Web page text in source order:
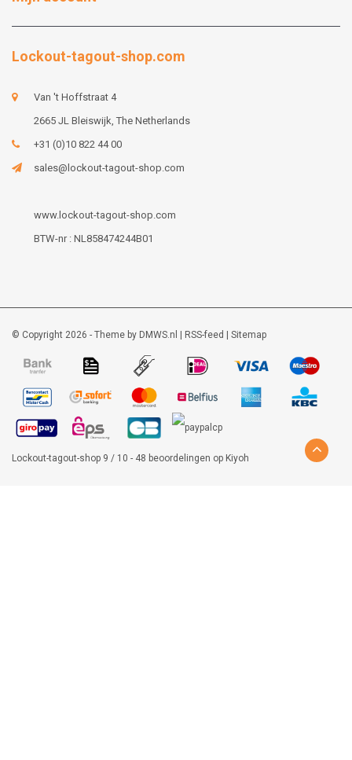
Lockout-tagout-shop.com
Van 't Hoffstraat 4
2665 JL Bleiswijk, The Netherlands
+31 (0)10 822 44 00
sales@lockout-tagout-shop.com
www.lockout-tagout-shop.com
BTW-nr : NL858474244B01
© Copyright 2026 - Theme by DMWS.nl RSS-feed Sitemap
Lockout-tagout-shop 9 / 10 - 48 beoordelingen op Kiyoh